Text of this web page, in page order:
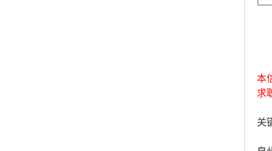
本
求
关